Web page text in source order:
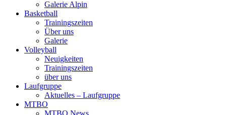
Galerie Alpin
Basketball
Trainingszeiten
Über uns
Galerie
Volleyball
Neuigkeiten
Trainingszeiten
über uns
Laufgruppe
Aktuelles – Laufgruppe
MTBO
MTBO News